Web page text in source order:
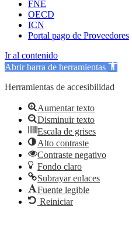
FNE
OECD
ICN
Portal pago de Proveedores
Ir al contenido
Abrir barra de herramientas
Herramientas de accesibilidad
Aumentar texto
Disminuir texto
Escala de grises
Alto contraste
Contraste negativo
Fondo claro
Subrayar enlaces
Fuente legible
Reiniciar